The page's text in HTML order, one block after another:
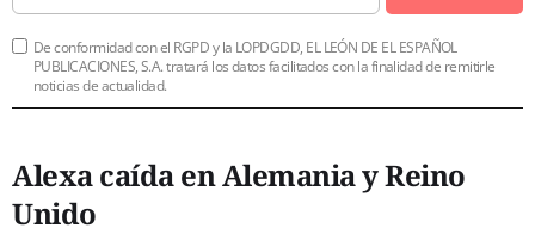
De conformidad con el RGPD y la LOPDGDD, EL LEÓN DE EL ESPAÑOL
PUBLICACIONES, S.A. tratará los datos facilitados con la finalidad de remitirle
noticias de actualidad.
Alexa caída en Alemania y Reino
Unido